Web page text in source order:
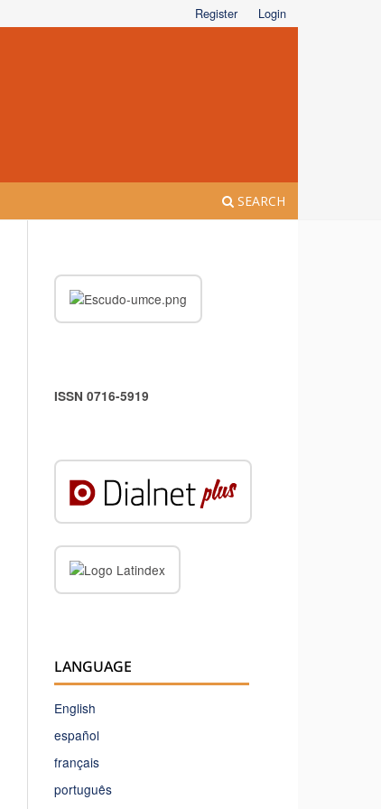
SEARCH
Register Login
ISSN 0716-5919
LANGUAGE
English
español
français
português